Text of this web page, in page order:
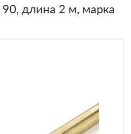
длина 2 м, марка